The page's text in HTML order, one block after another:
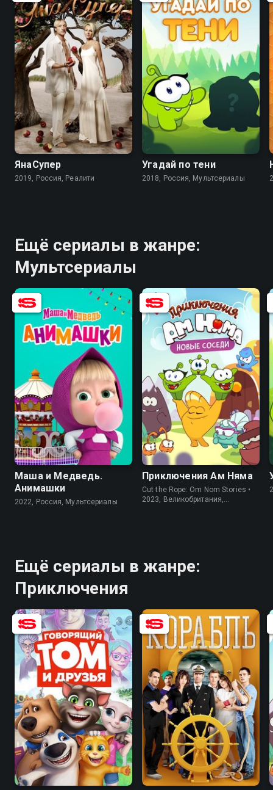
ЯнаСупер
2019, Россия, Реалити
8.3
Угадай по тени
2018, Россия, Мультсериалы
Ещё сериалы в жанре:
Мультсериалы
8.4
Маша и Медведь.
Анимашки
2022, Россия, Мультсериалы
8.2
Приключения Ам Няма
Cut the Rope: Om Nom Stories •
2023, Великобритания,
Ещё сериалы в жанре:
Приключения
9.0 6.0 8.0 5.6